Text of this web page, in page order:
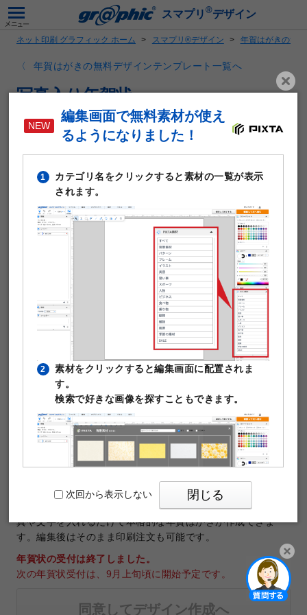
スマプリ ®デザイン
ネット印刷 グラフィック ホーム スマプリ®デザイン 年賀はがきの無
年賀はがきの無料デザインテンプレート一覧へ
写真入り年賀状
テンプレートNo.35994
商品：年賀はがき
年賀はがきサイズ（100×148mm）
年賀はがき作成に使える無料デザインテンプレートです。写
真や文字を入れるだけで本格的な年賀はがきが作成できま
す。編集後はそのまま印刷注文も可能です。
年賀状の受付は終了しました。
次の年賀状受付は、9月上旬頃に開始予定です。
同意してデザイン作成へ
編集画面で無料素材が使え
るようになりました！
1
カテゴリ名をクリックすると素材の一覧が表示
されます。
2
素材をクリックすると編集画面に配置されま
す。
検索で好きな画像を探すこともできます。
3
PIXTAの透かし文字は印刷時に消えますのでご
次回から表示しない 閉じる
開く